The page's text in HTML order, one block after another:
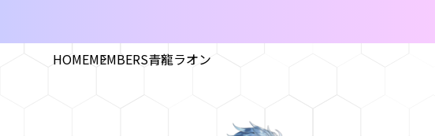
HOMEMEMBERS青龍ラオン